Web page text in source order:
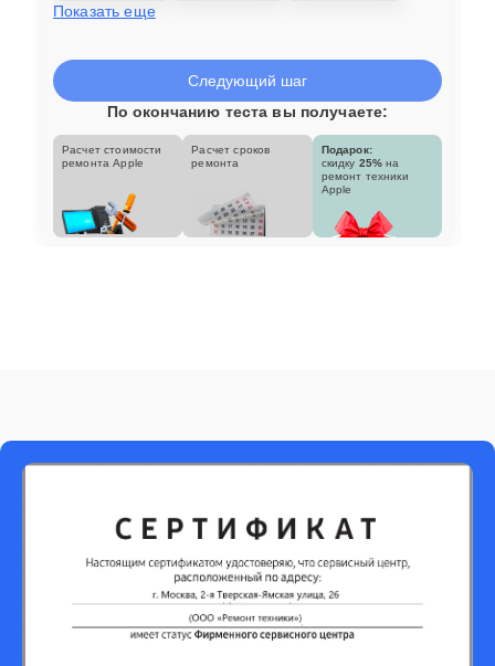
Показать еще
Следующий шаг
По окончанию теста вы получаете:
Расчет стоимости
ремонта Apple
Расчет сроков
ремонта
Подарок:
скидку 25% на
ремонт техники
Apple